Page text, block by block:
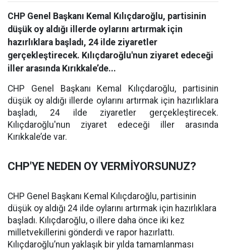
CHP Genel Başkanı Kemal Kılıçdaroğlu, partisinin
düşük oy aldığı illerde oylarını artırmak için
hazırlıklara başladı, 24 ilde ziyaretler
gerçekleştirecek. Kılıçdaroğlu'nun ziyaret edeceği
iller arasında Kırıkkale’de...
CHP Genel Başkanı Kemal Kılıçdaroğlu, partisinin
düşük oy aldığı illerde oylarını artırmak için hazırlıklara
başladı, 24 ilde ziyaretler gerçekleştirecek.
Kılıçdaroğlu'nun ziyaret edeceği iller arasında
Kırıkkale’de var.
CHP'YE NEDEN OY VERMİYORSUNUZ?
CHP Genel Başkanı Kemal Kılıçdaroğlu, partisinin
düşük oy aldığı 24 ilde oylarını artırmak için hazırlıklara
başladı. Kılıçdaroğlu, o illere daha önce iki kez
milletvekillerini gönderdi ve rapor hazırlattı.
Kılıçdaroğlu’nun yaklaşık bir yılda tamamlanması